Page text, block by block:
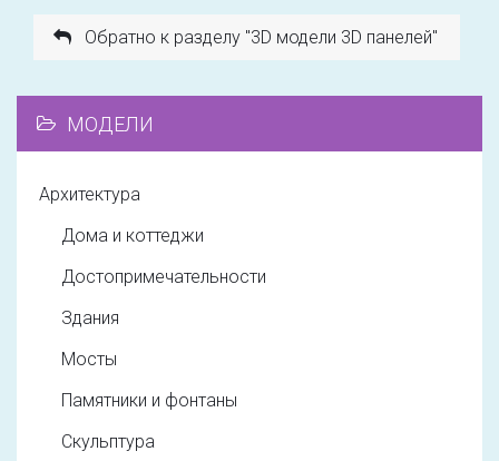
Обратно к разделу "3D модели 3D панелей"
МОДЕЛИ
Архитектура
Дома и коттеджи
Достопримечательности
Здания
Мосты
Памятники и фонтаны
Скульптура